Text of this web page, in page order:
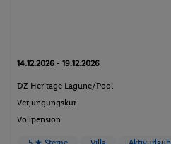
14.12.2026 - 19.12.2026
DZ Heritage Lagune/Pool
Verjüngungskur
Vollpension